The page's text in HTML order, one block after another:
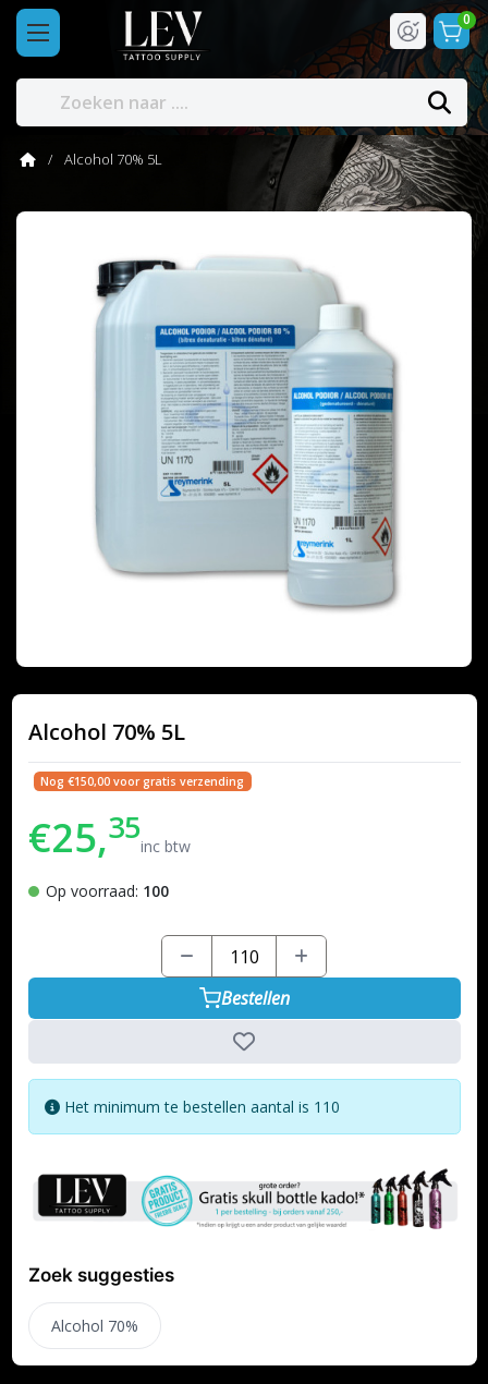
0
Alcohol 70% 5L
Alcohol 70% 5L
Nog €150,00 voor gratis verzending
€25,35inc btw
Op voorraad: 100
Bestellen
Het minimum te bestellen aantal is 110
Zoek suggesties
Alcohol 70%